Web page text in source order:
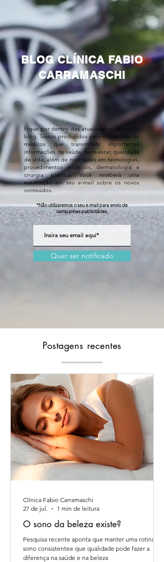
BLOG CLÍNICA FABIO
CARRAMASCHI
Fique por dentro das atualizações do nosso
blog. Textos produzidos pelo nosso time de
médicos que transmitem importantes
informações de saúde, bem-estar, qualidade
de vida, além de novidades em tecnologias,
procedimentos estéticos, dermatologia e
cirurgia plástica. Você receberá uma
notificação em seu e-mail sobre os novos
conteúdos.
*Não utilizaremos o seu e-mail para envio de
campanhas publicitárias.
Quer ser notificado
Postagens recentes
O sono da beleza existe?
Pesquisa recente aponta que manter uma rotina de
sono consistentee que qualidade pode fazer a
diferença na saúde e na beleza
Clínica Fabio Carramaschi
27 de jul.
1 min de leitura